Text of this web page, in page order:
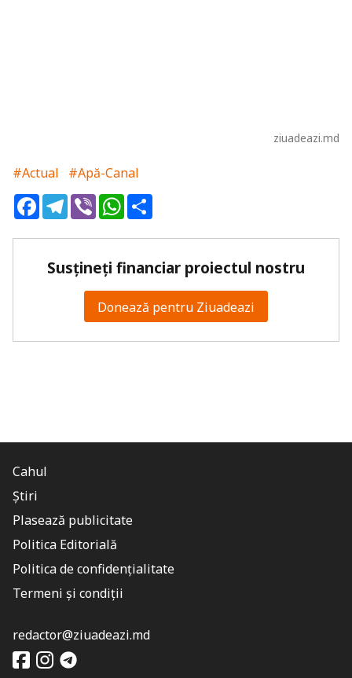
ziuadeazi.md
#Actual
#Apă-Canal
FacebookTelegram
ViberWhatsApp
Susțineți financiar proiectul nostru
Donează pentru Ziuadeazi
Cahul
Știri
Plasează publicitate
Politica Editorială
Politica de confidențialitate
Termeni și condiții
redactor@ziuadeazi.md